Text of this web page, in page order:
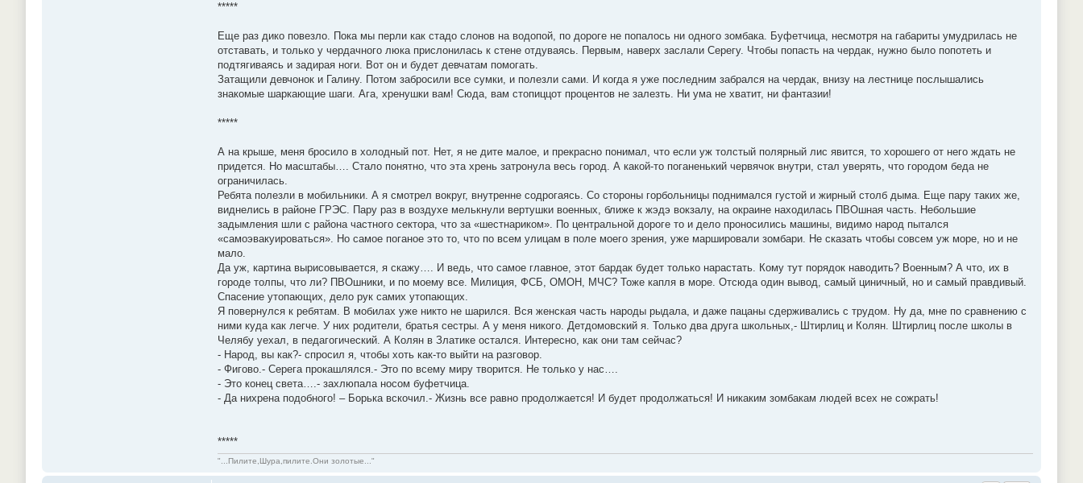
*****
Еще раз дико повезло. Пока мы перли как стадо слонов на водопой, по дороге не попалось ни одного зомбака. Буфетчица, несмотря на габариты умудрилась не
отставать, и только у чердачного люка прислонилась к стене отдуваясь. Первым, наверх заслали Серегу. Чтобы попасть на чердак, нужно было попотеть и
подтягиваясь и задирая ноги. Вот он и будет девчатам помогать.
Затащили девчонок и Галину. Потом забросили все сумки, и полезли сами. И когда я уже последним забрался на чердак, внизу на лестнице послышались
знакомые шаркающие шаги. Ага, хренушки вам! Сюда, вам стопиццот процентов не залезть. Ни ума не хватит, ни фантазии!
*****
А на крыше, меня бросило в холодный пот. Нет, я не дите малое, и прекрасно понимал, что если уж толстый полярный лис явится, то хорошего от него ждать не
придется. Но масштабы…. Стало понятно, что эта хрень затронула весь город. А какой-то поганенький червячок внутри, стал уверять, что городом беда не
ограничилась.
Ребята полезли в мобильники. А я смотрел вокруг, внутренне содрогаясь. Со стороны горбольницы поднимался густой и жирный столб дыма. Еще пару таких же,
виднелись в районе ГРЭС. Пару раз в воздухе мелькнули вертушки военных, ближе к жэдэ вокзалу, на окраине находилась ПВОшная часть. Небольшие
задымления шли с района частного сектора, что за «шестнариком». По центральной дороге то и дело проносились машины, видимо народ пытался
«самоэвакуироваться». Но самое поганое это то, что по всем улицам в поле моего зрения, уже маршировали зомбари. Не сказать чтобы совсем уж море, но и не
мало.
Да уж, картина вырисовывается, я скажу…. И ведь, что самое главное, этот бардак будет только нарастать. Кому тут порядок наводить? Военным? А что, их в
городе толпы, что ли? ПВОшники, и по моему все. Милиция, ФСБ, ОМОН, МЧС? Тоже капля в море. Отсюда один вывод, самый циничный, но и самый правдивый.
Спасение утопающих, дело рук самих утопающих.
Я повернулся к ребятам. В мобилах уже никто не шарился. Вся женская часть народы рыдала, и даже пацаны сдерживались с трудом. Ну да, мне по сравнению с
ними куда как легче. У них родители, братья сестры. А у меня никого. Детдомовский я. Только два друга школьных,- Штирлиц и Колян. Штирлиц после школы в
Челябу уехал, в педагогический. А Колян в Златике остался. Интересно, как они там сейчас?
- Народ, вы как?- спросил я, чтобы хоть как-то выйти на разговор.
- Фигово.- Серега прокашлялся.- Это по всему миру творится. Не только у нас….
- Это конец света….- захлюпала носом буфетчица.
- Да нихрена подобного! – Борька вскочил.- Жизнь все равно продолжается! И будет продолжаться! И никаким зомбакам людей всех не сожрать!
*****
"...Пилите,Шура,пилите.Они золотые..."